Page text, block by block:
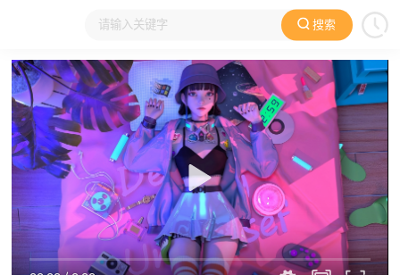
搜索
大家在看 日本动漫 国产动漫 欧美动漫 动漫电影